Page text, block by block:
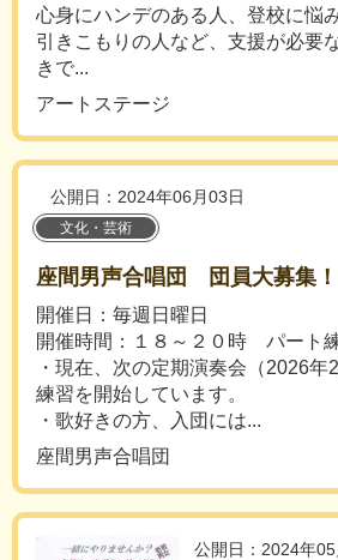
心身にハンデのある人、登校に悩
引きこもりの人など、支援が必要
きで...
アートステージ
公開日：2024年06月03日
文化・芸術
座間男声合唱団 団員大募集！
開催日：毎週日曜日
開催時間：１８～２０時 パート
・現在、次の定期演奏会（2026年
練習を開始しています。
・歌好きの方、入団には...
座間男声合唱団
公開日：2024年05